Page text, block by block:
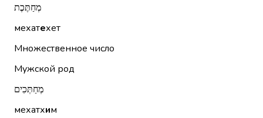
מְחַתֶּכֶת
мехатехет
Множественное число
Мужской род
מְחַתְּכִים
мехатхим